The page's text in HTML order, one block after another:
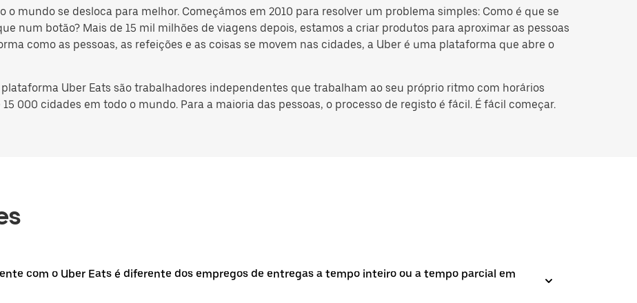
mundo se desloca para melhor. Começámos em 2010 para resolver um problema simples: Como é que se
num botão? Mais de 15 mil milhões de viagens depois, estamos a criar produtos para aproximar as pessoas
como as pessoas, as refeições e as coisas se movem nas cidades, a Uber é uma plataforma que abre o
Uber Eats são trabalhadores independentes que trabalham ao seu próprio ritmo com horários
000 cidades em todo o mundo. Para a maioria das pessoas, o processo de registo é fácil. É fácil começar.
com o Uber Eats é diferente dos empregos de entregas a tempo inteiro ou a tempo parcial em